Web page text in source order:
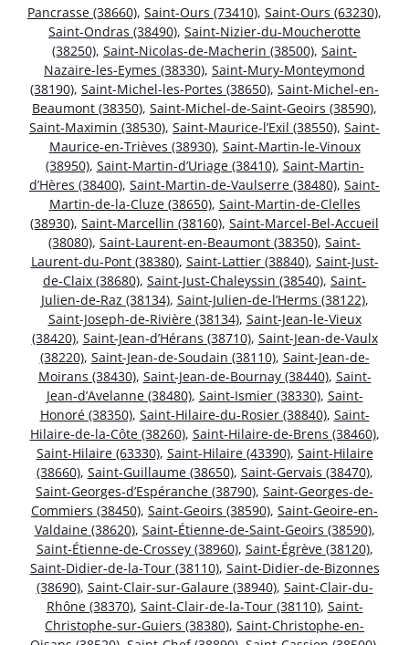
Pancrasse (38660), Saint-Ours (73410), Saint-Ours (63230),
Saint-Ondras (38490), Saint-Nizier-du-Moucherotte
(38250), Saint-Nicolas-de-Macherin (38500), Saint-
Nazaire-les-Eymes (38330), Saint-Mury-Monteymond
(38190), Saint-Michel-les-Portes (38650), Saint-Michel-en-
Beaumont (38350), Saint-Michel-de-Saint-Geoirs (38590),
Saint-Maximin (38530), Saint-Maurice-l’Exil (38550), Saint-
Maurice-en-Trièves (38930), Saint-Martin-le-Vinoux
(38950), Saint-Martin-d’Uriage (38410), Saint-Martin-
d’Hères (38400), Saint-Martin-de-Vaulserre (38480), Saint-
Martin-de-la-Cluze (38650), Saint-Martin-de-Clelles
(38930), Saint-Marcellin (38160), Saint-Marcel-Bel-Accueil
(38080), Saint-Laurent-en-Beaumont (38350), Saint-
Laurent-du-Pont (38380), Saint-Lattier (38840), Saint-Just-
de-Claix (38680), Saint-Just-Chaleyssin (38540), Saint-
Julien-de-Raz (38134), Saint-Julien-de-l’Herms (38122),
Saint-Joseph-de-Rivière (38134), Saint-Jean-le-Vieux
(38420), Saint-Jean-d’Hérans (38710), Saint-Jean-de-Vaulx
(38220), Saint-Jean-de-Soudain (38110), Saint-Jean-de-
Moirans (38430), Saint-Jean-de-Bournay (38440), Saint-
Jean-d’Avelanne (38480), Saint-Ismier (38330), Saint-
Honoré (38350), Saint-Hilaire-du-Rosier (38840), Saint-
Hilaire-de-la-Côte (38260), Saint-Hilaire-de-Brens (38460),
Saint-Hilaire (63330), Saint-Hilaire (43390), Saint-Hilaire
(38660), Saint-Guillaume (38650), Saint-Gervais (38470),
Saint-Georges-d’Espéranche (38790), Saint-Georges-de-
Commiers (38450), Saint-Geoirs (38590), Saint-Geoire-en-
Valdaine (38620), Saint-Étienne-de-Saint-Geoirs (38590),
Saint-Étienne-de-Crossey (38960), Saint-Égrève (38120),
Saint-Didier-de-la-Tour (38110), Saint-Didier-de-Bizonnes
(38690), Saint-Clair-sur-Galaure (38940), Saint-Clair-du-
Rhône (38370), Saint-Clair-de-la-Tour (38110), Saint-
Christophe-sur-Guiers (38380), Saint-Christophe-en-